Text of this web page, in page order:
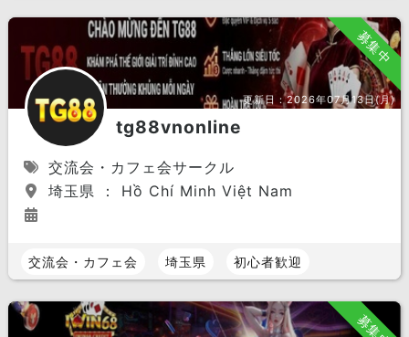
募集中
更新日：2026年07月13日(月)
tg88vnonline
交流会・カフェ会サークル
埼玉県 ： Hồ Chí Minh Việt Nam
交流会・カフェ会 埼玉県 初心者歓迎